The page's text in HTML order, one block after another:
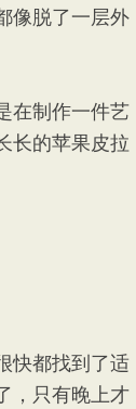
像脱了一层外
在制作一件艺
长的苹果皮拉
快都找到了适
，只有晚上才